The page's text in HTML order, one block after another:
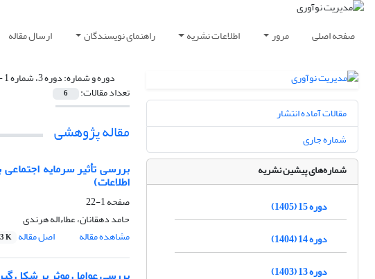
صفحه اصلی مرور اطلاعات نشریه راهنمای نویسندگان ارسال مقاله
دوره و شماره:دوره 3، شماره 1 - شماره پیاپی 7، بهار 1393، صفحه 1-146
تعداد مقالات: 6
مقاله پژوهشی
بررسی تأثیر سرمایه
اطلاعات)
صفحه1-22
حامد دهقانان، عطاءاله هرندی
مشاهده مقاله
اصل مقاله K
مقالات آماده انتشار
شماره جاری
شماره‌های پیشین نشریه
دوره 15 (1405)
دوره 14 (1404)
دوره 13 (1403)